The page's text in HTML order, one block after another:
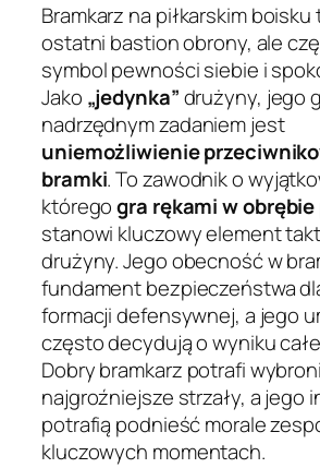
Bramkarz na piłkarskim
ostatni bastion obrony, ale
symbol pewności siebie i
Jako „jedynka”drużyny, jego
nadrzędnym zadaniem jest
uniemożliwienie
bramki. To zawodnik o
któregogra rękami w
stanowi kluczowy element
drużyny. Jego obecność w
fundament bezpieczeństwa
formacji defensywnej, a jego
często decydują o wyniku
Dobry bramkarz potrafi
najgroźniejsze strzały, a jego
potrafią podnieść morale
kluczowych momentach.